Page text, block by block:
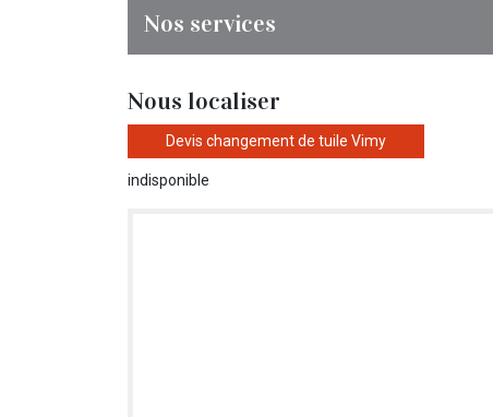
Nos services
Nous localiser
Devis changement de tuile Vimy
indisponible